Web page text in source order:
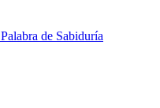
Palabra de Sabiduría